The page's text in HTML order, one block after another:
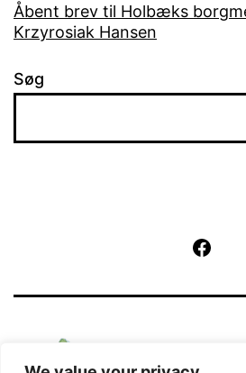
Åbent brev til Holbæks
Krzyrosiak Hansen
Søg